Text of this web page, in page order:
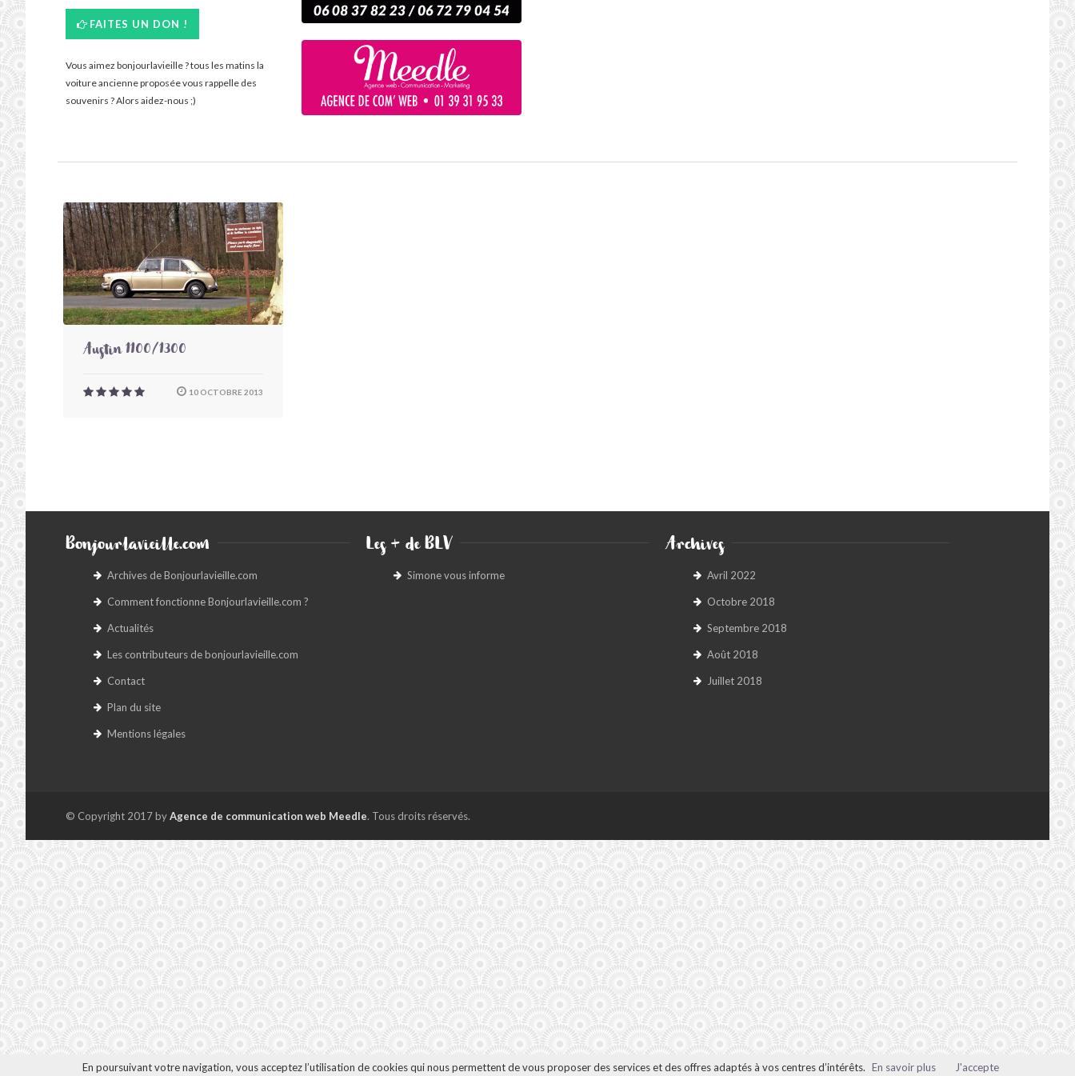
FAITES UN DON !
Vous aimez bonjourlavieille ? tous les matins la
voiture ancienne proposée vous rappelle des
souvenirs ? Alors aidez-nous ;)
Austin 1100/1300
10 OCTOBRE 2013
Bonjourlavieille.com
Archives de Bonjourlavieille.com
Comment fonctionne Bonjourlavieille.com ?
Actualités
Les contributeurs de bonjourlavieille.com
Contact
Plan du site
Mentions légales
Les + de BLV
Simone vous informe
Archives
Avril 2022
Octobre 2018
Septembre 2018
Août 2018
Juillet 2018
© Copyright 2017 byAgence de communication web Meedle. Tous droits réservés.
En poursuivant votre navigation, vous acceptez l’utilisation de cookies qui nous permettent de vous proposer des services et des offres adaptés à vos centres d’intérêts. En savoir plus J'accepte